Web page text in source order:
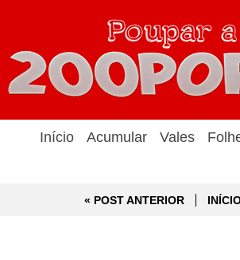
Início Acumular Vales
« POST ANTERIOR